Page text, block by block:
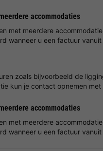
accommodaties
met meerdere
wanneer u een factuur
zoals bijvoorbeeld de
kun je contact opnemen met
accommodaties
met meerdere
wanneer u een factuur